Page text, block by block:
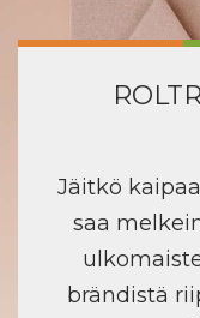
Jäitkö
saa
brändistä